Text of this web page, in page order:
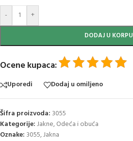
- +
DODAJ U KORPU
Ocene kupaca:
Uporedi Dodaj u omiljeno
Šifra proizvoda: 3055
Kategorije:Jakne,Odeća i obuća
Oznake: 3055,Jakna